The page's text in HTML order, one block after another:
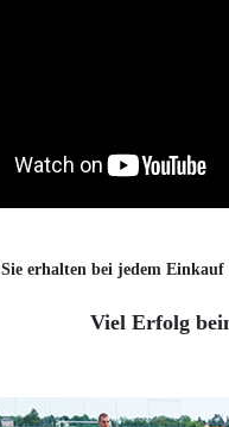
Sie erhalten bei jedem
Viel Erfolg